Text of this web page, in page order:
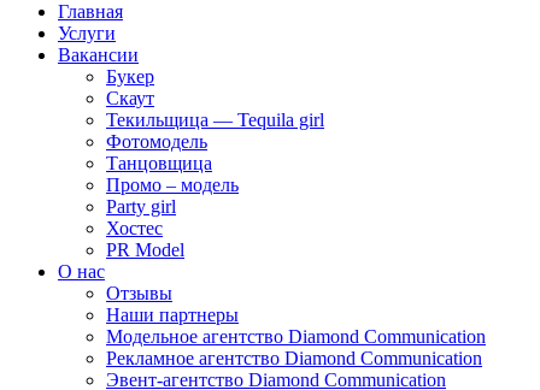
Главная
Услуги
Вакансии
Букер
Скаут
Текильщица — Tequila girl
Фотомодель
Танцовщица
Промо – модель
Party girl
Хостес
PR Model
О нас
Отзывы
Наши партнеры
Модельное агентство Diamond Communication
Рекламное агентство Diamond Communication
Эвент-агентство Diamond Communication